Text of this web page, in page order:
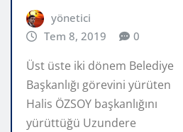
yönetici
Tem 8, 2019
0
Üst üste iki dönem Belediye
Başkanlığı görevini yürüten
Halis ÖZSOY başkanlığını
yürüttüğü Uzundere